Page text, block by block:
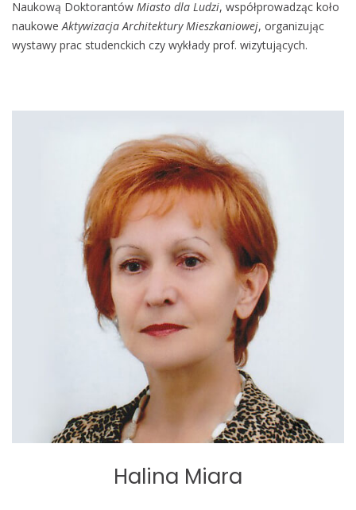
Naukową Doktorantów Miasto dla Ludzi, współprowadząc koło
naukoweAktywizacja Architektury Mieszkaniowej, organizując
wystawy prac studenckich czy wykłady prof. wizytujących.
Halina Miara